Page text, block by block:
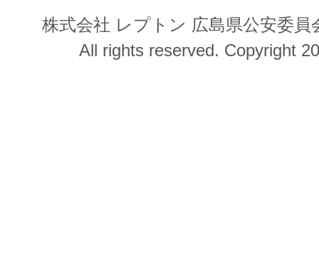
株式会社 レプトン 広島県公安委員
All rights reserved. Copyright